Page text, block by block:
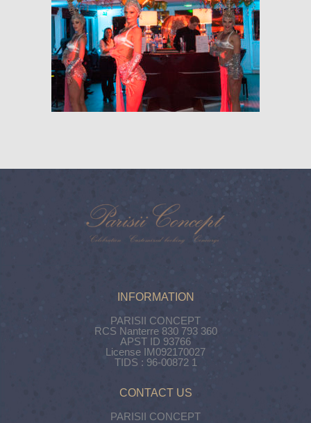
INFORMATION
PARISII CONCEPT
RCS Nanterre 830 793 360
APST ID 93766
License IM092170027
TIDS : 96-00872 1
CONTACT US
PARISII CONCEPT